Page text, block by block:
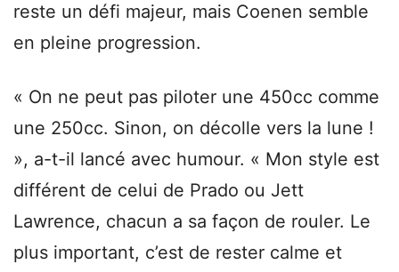
reste un défi majeur, mais Coenen semble
en pleine progression.
« On ne peut pas piloter une 450cc comme
une 250cc. Sinon, on décolle vers la lune !
», a-t-il lancé avec humour. « Mon style est
différent de celui de Prado ou Jett
Lawrence, chacun a sa façon de rouler. Le
plus important, c’est de rester calme et